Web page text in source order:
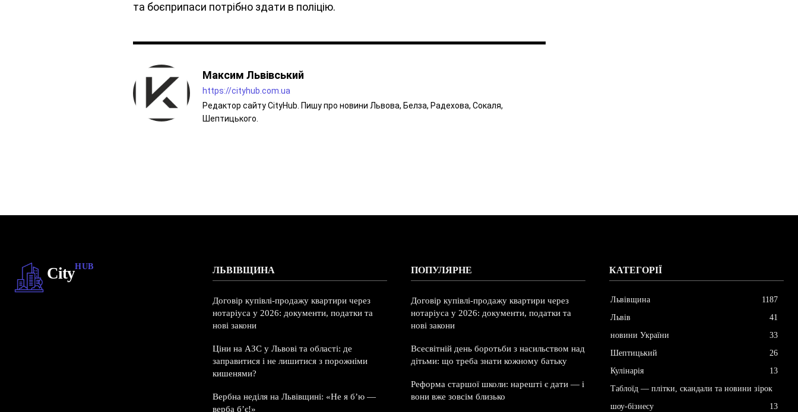
та боєприпаси потрібно здати в поліцію.
Максим Львівський
https://cityhub.com.ua
Редактор сайту CityHub. Пишу про новини Львова, Белза, Радехова, Сокаля,
Шептицького.
CityHUB ЛЬВІВЩИНА
Договір купівлі-продажу квартири через
нотаріуса у 2026: документи, податки та
нові закони
Ціни на АЗС у Львові та області: де
заправитися і не лишитися з порожніми
кишенями?
Вербна неділя на Львівщині: «Не я б’ю —
верба б’є!»
ПОПУЛЯРНЕ
Договір купівлі-продажу квартири через
нотаріуса у 2026: документи, податки та
нові закони
Всесвітній день боротьби з насильством над
дітьми: що треба знати кожному батьку
Реформа старшої школи: нарешті є дати — і
вони вже зовсім близько
КАТЕГОРІЇ
Львівщина
1187
Львів
41
новини України
33
Шептицький
26
Кулінарія
13
Таблоїд — плітки, скандали та новини зірок
шоу-бізнесу
13